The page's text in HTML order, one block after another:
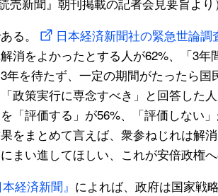
る。
日本経済新聞社の緊急世論調
消をよかったとする人が62%、「3
年を待たず、一定の期間がたったら
政策実行に専念すべき」と回答した
を「評価する」が56%、「評価しない
をまとめて言えば、衆参ねじれは解
まい進してほしい、これが安倍政権へ
経済新聞』 によれば、政府は国家戦